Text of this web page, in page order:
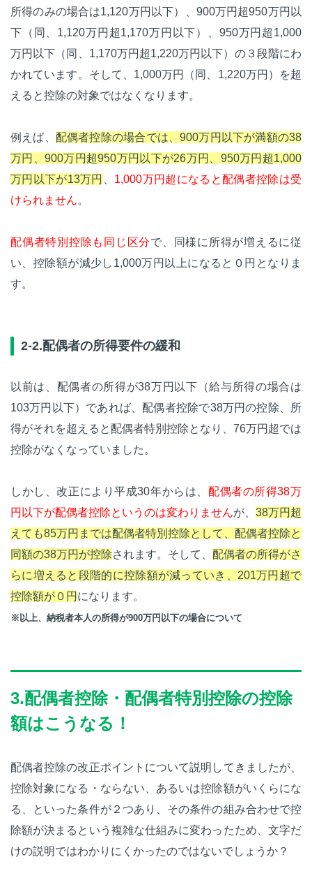
所得のみの場合は1,120万円以下）、900万円超950万円以
下（同、1,120万円超1,170万円以下）、950万円超1,000
万円以下（同、1,170万円超1,220万円以下）の３段階にわ
かれています。そして、1,000万円（同、1,220万円）を超
えると控除の対象ではなくなります。
例えば、 配偶者控除の場合では、900万円以下が満額の38
万円、900万円超950万円以下が26万円、950万円超1,000
万円以下が13万円
1,000万円超になると配偶者控除は受
けられません。
配偶者特別控除も同じ区分で、同様に所得が増えるに従
い、控除額が減少し1,000万円以上になると０円となりま
す。
2-2.配偶者の所得要件の緩和
以前は、配偶者の所得が38万円以下（給与所得の場合は
103万円以下）であれば、配偶者控除で38万円の控除、所
得がそれを超えると配偶者特別控除となり、76万円超では
控除がなくなっていました。
しかし、改正により平成30年からは、 配偶者の所得38万
円以下が配偶者控除というのは変わりませんが、 38万円超
えても85万円までは配偶者特別控除として、配偶者控除と
同額の38万円が控除されます。そして、 配偶者の所得がさ
らに増えると段階的に控除額が減っていき、201万円超で
控除額が０円 になります。
※以上、納税者本人の所得が900万円以下の場合について
3.配偶者控除・配偶者特別控除の控除
額はこうなる！
配偶者控除の改正ポイントについて説明してきましたが、
控除対象になる・ならない、あるいは控除額がいくらにな
る、といった条件が２つあり、その条件の組み合わせで控
除額が決まるという複雑な仕組みに変わったため、文字だ
けの説明ではわかりにくかったのではないでしょうか？